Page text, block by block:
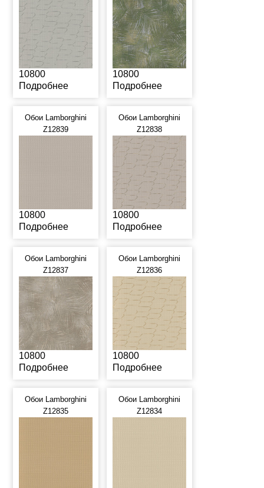
10800
Подробнее
10800
Подробнее
Обои Lamborghini
Z12839
10800
Подробнее
Обои Lamborghini
Z12838
10800
Подробнее
Обои Lamborghini
Z12837
10800
Подробнее
Обои Lamborghini
Z12836
10800
Подробнее
Обои Lamborghini
Z12835
Обои Lamborghini
Z12834